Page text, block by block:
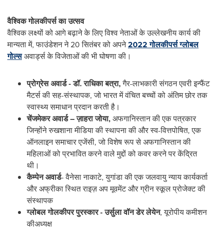
वैश्विक गोलकीपर्स का उत्‍सव
वैश्विक लक्ष्यों को आगे बढ़ाने के लिए विश्व नेताओं के उल्लेखनीय कार्य की
मान्यता में, फाउंडेशन ने 20 सितंबर को अपने2022 गोलकीपर्स ग्लोबल
गोल्सअवार्ड्स के विजेताओं की भी घोषणा की।
प्रोग्रेस अवार्ड - डॉ. राधिका बत्रा,गैर-लाभकारी संगठन एवरी इन्फैंट
मैटर्स की सह-संस्थापक, जो भारत में वंचित बच्चों को अंतिम छोर तक
स्वास्थ्य समाधान प्रदान करती है।
चेंजमेकर अवार्ड– ज़ाहरा जोया,अफगानिस्तान की एक पत्रकार
जिन्होंने रुखशाना मीडिया की स्थापना की और स्व-वित्तपोषित, एक
ऑनलाइन समाचार एजेंसी, जो विशेष रूप से अफगानिस्तान की
महिलाओं को प्रभावित करने वाले मुद्दों को कवर करने पर केंद्रित
थी।
कैम्‍पेन अवार्ड- वैनेसा नाकाटे, युगांडा की एक जलवायु न्याय कार्यकर्ता
और अफ्रीका स्थित राइज़ अप मूवमेंट और ग्रीन स्कूल प्रोजेक्ट की
संस्थापक
ग्‍लोबल गोलकीपर पुरस्कार - उर्सुला वॉन डेर लेयेन, यूरोपीय कमीशन
कीअध्यक्ष